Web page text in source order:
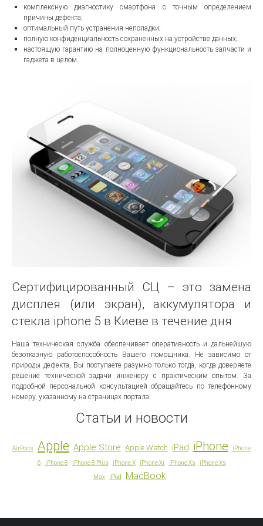
комплексную диагностику смартфона с точным определением
причины дефекта;
оптимальный путь устранения неполадки;
полную конфиденциальность сохраненных на устройстве данных;
настоящую гарантию на полноценную функциональность запчасти и
гаджета в целом.
Сертифицированный СЦ – это замена
дисплея (или экран), аккумулятора и
стекла iphone 5 в Киеве в течение дня
Наша техническая служба обеспечивает оперативность и дальнейшую
безотказную работоспособность Вашего помощника. Не зависимо от
природы дефекта, Вы поступаете разумно только тогда, когда доверяете
решение технической задачи инженеру с практическим опытом. За
подробной персональной консультацией обращайтесь по телефонному
номеру, указанному на страницах портала.
Статьи и новости
AirPods Apple Apple Store Apple Watch iPad iPhone
iPhone
6
iPhone 8 iPhone 8 Plus iPhone X iPhone Xr iPhone Xs
iPhone Xs
Max
iPod MacBook